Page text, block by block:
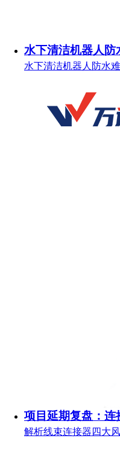
水下清洁机器人防
水下清洁机器人防水
项目延期复盘：连
解析线束连接器四大